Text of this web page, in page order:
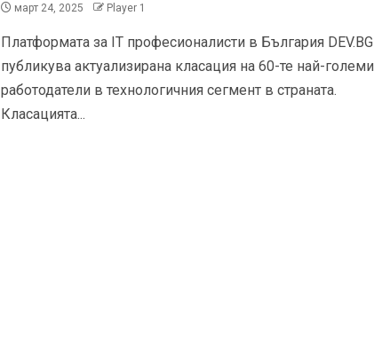
март 24, 2025 Player 1
Платформата за IT професионалисти в България DEV.BG
публикува актуализирана класация на 60-те най-големи
работодатели в технологичния сегмент в страната.
Класацията...